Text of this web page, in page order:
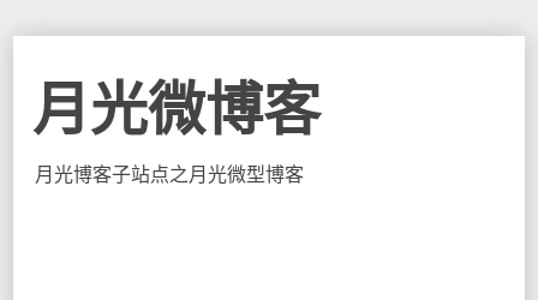
月光微博客
月光博客子站点之月光微型博客